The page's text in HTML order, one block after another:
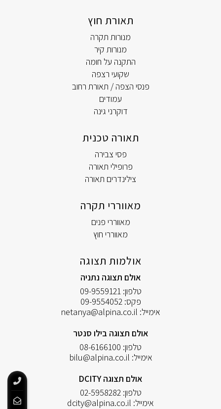
תאורת חוץ
מנורות תקרה
מנורות קיר
התקנה על חומה
שקועי רצפה
פנסי הצפה / תאורת רחוב
עמודים
דוקרני גינה
תאורה טכנית
פסי צבירה
פרופילי תאורה
צילינדרים תאורה
מאווררי תקרה
מאווררי פנים
מאווררי חוץ
אולמות תצוגה
אולם תצוגה נתניה
טלפון:09-9559121
פקס:09-9554052
אימייל: netanya@alpina.co.il
אולם תצוגה בילו סנטר
טלפון: 08-6166100
אימייל: bilu@alpina.co.il
אולם תצוגה DCITY
טלפון:02-5958282
אימייל: dcity@alpina.co.il